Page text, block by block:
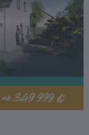
ab349.999 €